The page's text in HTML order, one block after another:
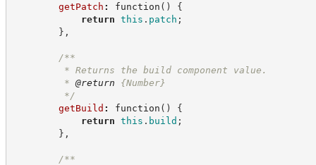
getPatch : function ( )
{
return this . patch ;
} ,
/**
* Returns the build component value.
* @return
{Number}
*/
getBuild : function ( )
{
return this . build ;
} ,
/**